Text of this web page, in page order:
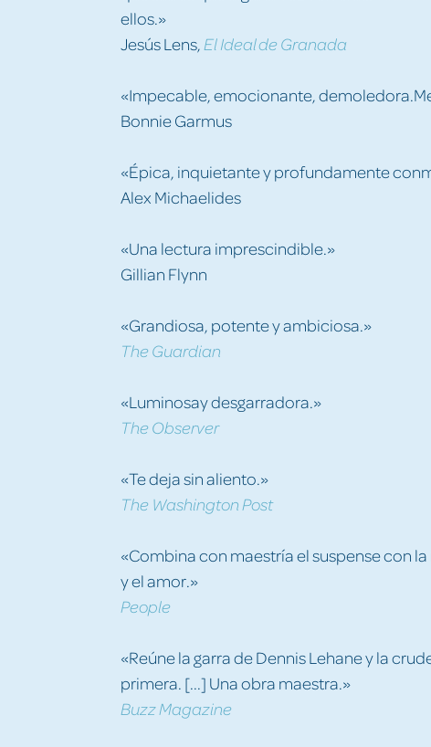
ellos.»
Jesús Lens, El Ideal de Granada
«Impecable, emocionante,
Bonnie Garmus
«Épica, inquietante y profundamente
Alex Michaelides
«Una lectura imprescindible.»
Gillian Flynn
«Grandiosa, potente y ambiciosa.»
The Guardian
«Luminosay desgarradora.»
The Observer
«Te deja sin aliento.»
The Washington Post
«Combina con maestría el suspense con
y el amor.»
People
«Reúne la garra de Dennis Lehane y la
primera. [...] Una obra maestra.»
Buzz Magazine